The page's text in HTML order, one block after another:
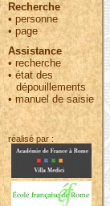
Recherche
• personne
•page
Assistance
• recherche
•état des
dépouillements
•manuel de saisie
réalisé par :